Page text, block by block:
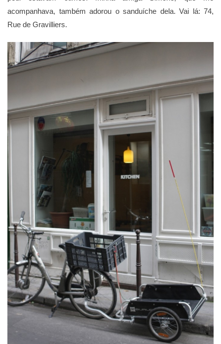
acompanhava, também adorou o sanduíche dela. Vai lá: 74,
Rue de Gravilliers.